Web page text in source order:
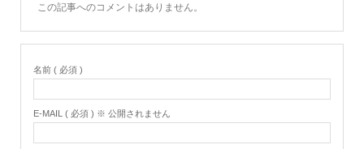
この記事へのコメントはありません。
名前 ( 必須 )
E-MAIL ( 必須 ) ※ 公開されません